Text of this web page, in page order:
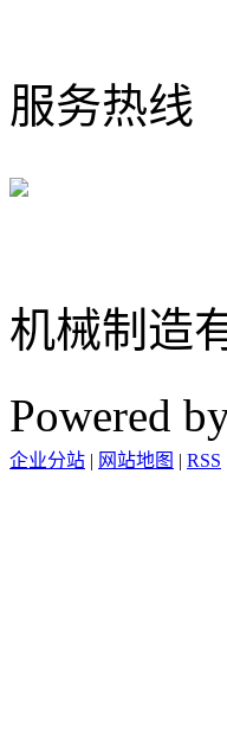
服务热线
机械制造
Powered
企业分站 | 网站地图 | RSS